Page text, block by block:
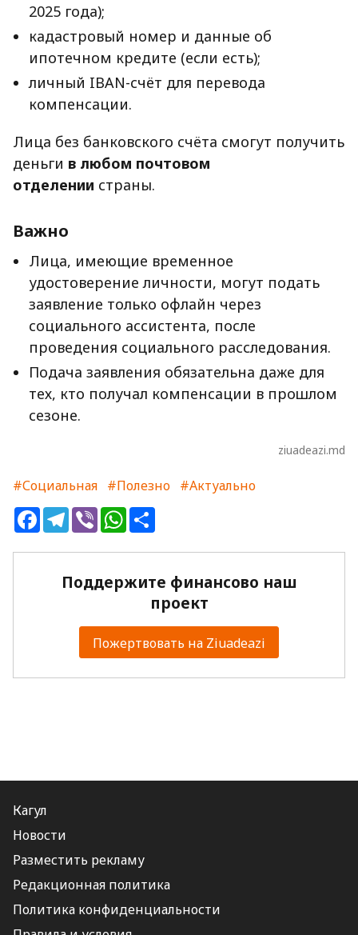
2025 года);
кадастровый номер и данные об
ипотечном кредите (если есть);
личный IBAN-счёт для перевода
компенсации.
Лица без банковского счёта смогут получить
деньги в любом почтовом
отделении страны.
Важно
Лица, имеющие временное
удостоверение личности, могут подать
заявление только офлайн через
социального ассистента, после
проведения социального расследования.
Подача заявления обязательна даже для
тех, кто получал компенсации в прошлом
сезоне.
ziuadeazi.md
#Социальная #Полезно #Актуально
FacebookTelegram
ViberWhatsApp
Поддержите финансово наш
проект
Пожертвовать на Ziuadeazi
Кагул
Новости
Разместить рекламу
Редакционная политика
Политика конфиденциальности